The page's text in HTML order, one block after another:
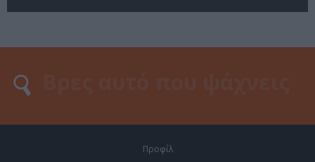
Προφίλ